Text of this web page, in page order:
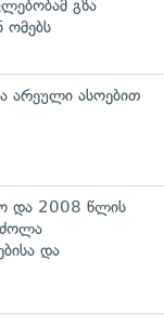
გზა
ომებს
არეული ასოებით
და 2008 წლის
და